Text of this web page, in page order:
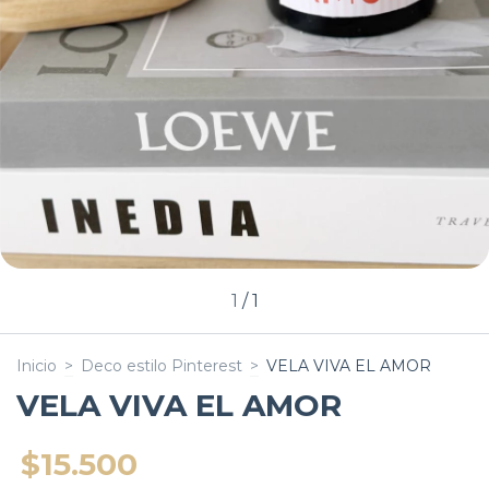
1 / 1
Inicio > Deco estilo Pinterest > VELA VIVA EL AMOR
VELA VIVA EL AMOR
$15.500